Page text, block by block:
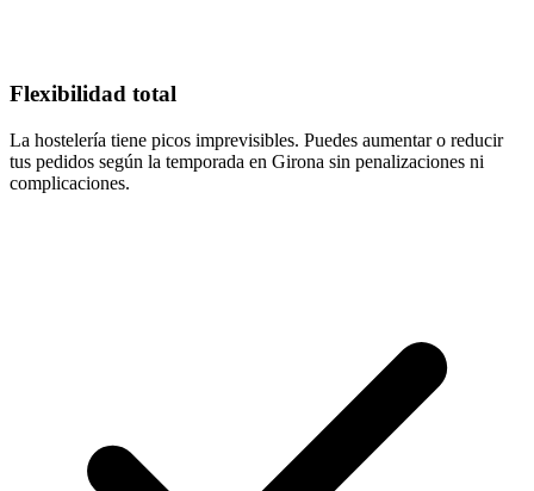
Flexibilidad total
La hostelería tiene picos imprevisibles. Puedes aumentar o reducir
tus pedidos según la temporada en Girona sin penalizaciones ni
complicaciones.